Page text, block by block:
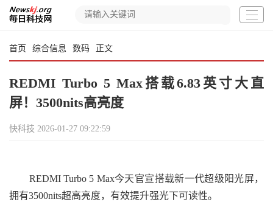
首页 综合信息 数码 正文
REDMI Turbo 5 Max搭载6.83英寸大直
屏！3500nits高亮度
快科技 2026-01-27 09:22:59
REDMI Turbo 5 Max今天官宣搭载新一代超级阳光屏，
拥有3500nits超高亮度，有效提升强光下可读性。